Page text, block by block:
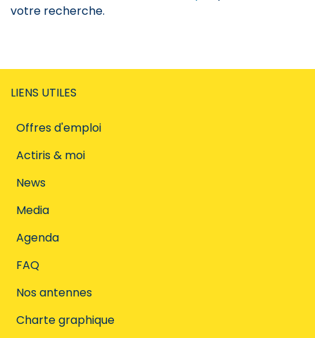
votre recherche.
LIENS UTILES
Offres d'emploi
Actiris & moi
News
Media
Agenda
FAQ
Nos antennes
Charte graphique